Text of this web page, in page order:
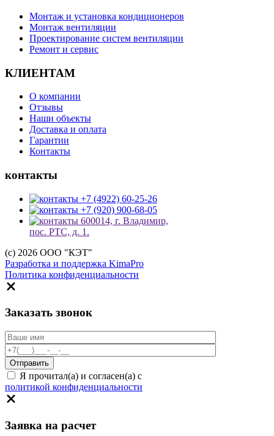
Монтаж и установка кондиционеров
Монтаж вентиляции
Проектирование систем вентиляции
Ремонт и сервис
КЛИЕНТАМ
О компании
Отзывы
Наши объекты
Доставка и оплата
Гарантии
Контакты
контакты
+7 (4922) 60-25-26
+7 (920) 900-68-05
600014, г. Владимир,
пос. РТС, д. 1.
(c) 2026 ООО "КЭТ"
Разработка и поддержка KimaPro
Политика конфиденциальности
Заказать звонок
Я прочитал(а) и согласен(а) с
политикой конфиденциальности
Заявка на расчет